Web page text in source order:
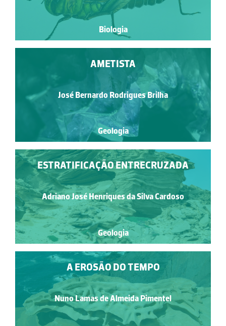
ESTRATIFICAÇÃO ENTRECRUZADA
Adriano José Henriques da Silva Cardoso
Geologia
Biologia
A EROSÃO DO TEMPO
Nuno Lamas de Almeida Pimentel
AMETISTA
José Bernardo Rodrigues Brilha
Geologia